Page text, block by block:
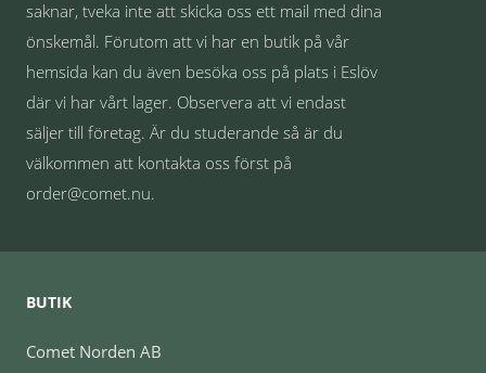
saknar, tveka inte att skicka oss ett mail med dina
önskemål. Förutom att vi har en butik på vår
hemsida kan du även besöka oss på plats i Eslöv
där vi har vårt lager. Observera att vi endast
säljer till företag. Är du studerande så är du
välkommen att kontakta oss först på
order@comet.nu.
BUTIK
Comet Norden AB